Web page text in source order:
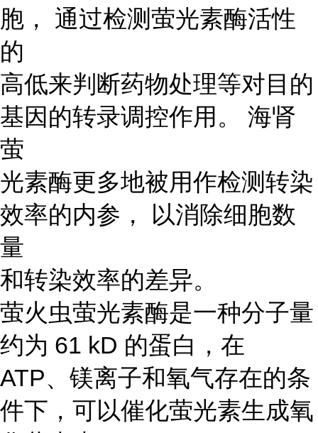
胞， 通过检测萤光素酶活性
的
高低来判断药物处理等对目的
基因的转录调控作用。 海肾
萤
光素酶更多地被用作检测转染
效率的内参， 以消除细胞数
量
和转染效率的差异。
萤火虫萤光素酶是一种分子量
约为 61 kD 的蛋白，在
ATP、镁离子和氧气存在的条
件下，可以催化萤光素生成氧